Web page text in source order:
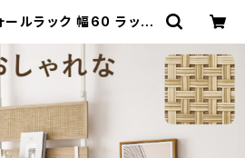
ールラック 幅60 ラック
ンテリア ラタン調 新生
え | 家具テイスト